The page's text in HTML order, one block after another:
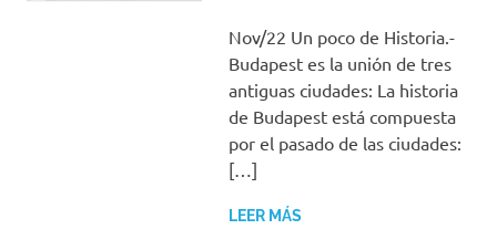
Nov/22 Un poco de Historia.-
Budapest es la unión de tres
antiguas ciudades: La historia
de Budapest está compuesta
por el pasado de las ciudades:
[…]
LEER MÁS